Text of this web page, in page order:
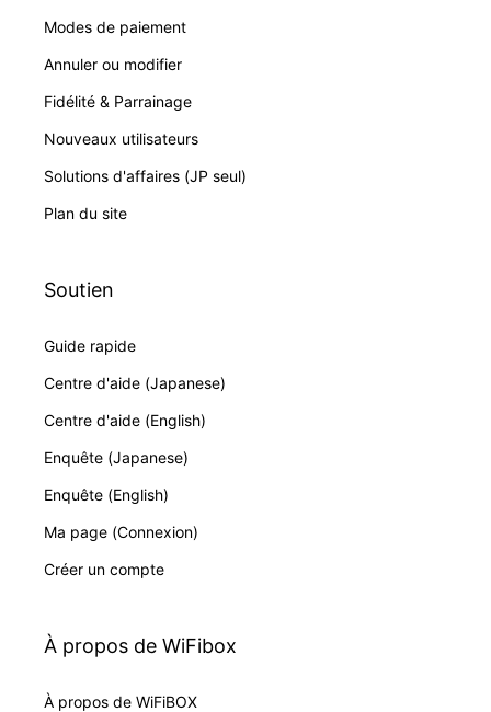
Modes de paiement
Annuler ou modifier
Fidélité & Parrainage
Nouveaux utilisateurs
Solutions d'affaires (JP seul)
Plan du site
Soutien
Guide rapide
Centre d'aide (Japanese)
Centre d'aide (English)
Enquête (Japanese)
Enquête (English)
Ma page (Connexion)
Créer un compte
À propos de WiFibox
À propos de WiFiBOX